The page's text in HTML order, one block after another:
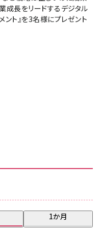
1か月
成長をリードするデジタル
ント』を3名様にプレゼント